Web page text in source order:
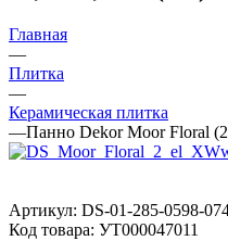
Главная
—
Плитка
—
Керамическая плитка
—Панно Dekor Moor Floral
Артикул: DS-01-285-0598-
Код товара: УТ000047011